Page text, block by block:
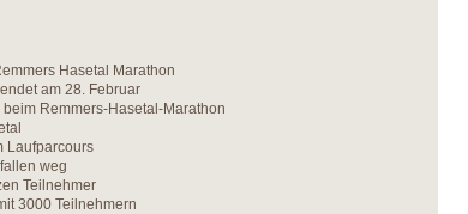
Hasetal Marathon
am 28. Februar
Remmers-Hasetal-Marathon
Laufparcours
weg
Teilnehmer
3000 Teilnehmern